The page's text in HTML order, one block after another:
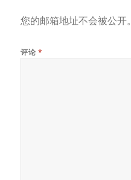
您的邮箱地址不会被公开。
评论 *